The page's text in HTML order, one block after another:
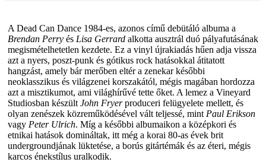
A Dead Can Dance 1984-es, azonos című debütáló albuma a
Brendan Perry és Lisa Gerrard alkotta ausztrál duó pályafutásának
megismételhetetlen kezdete. Ez a vinyl újrakiadás hűen adja vissza
azt a nyers, poszt-punk és gótikus rock hatásokkal átitatott
hangzást, amely bár merőben eltér a zenekar későbbi
neoklasszikus és világzenei korszakától, mégis magában hordozza
azt a misztikumot, ami világhírűvé tette őket. A lemez a Vineyard
Studiosban készült John Fryerproduceri felügyelete mellett, és
olyan zenészek közreműködésével vált teljessé, mint Paul Erikson
vagy Peter Ulrich. Míg a későbbi albumaikon a középkori és
etnikai hatások domináltak, itt még a korai 80-as évek brit
undergroundjának lüktetése, a borús gitártémák és az éteri, mégis
karcos énekstílus uralkodik.